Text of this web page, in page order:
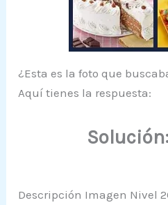
¿Esta es la foto que
Aquí tienes la respuesta:
Solución:
Descripción Imagen Nivel